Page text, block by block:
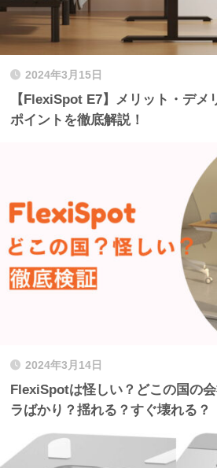
2024年3月15日
【FlexiSpot E7】メリット・デメ
ポイントを徹底解説！
2024年3月14日
FlexiSpotは怪しい？どこの国の
ラばかり？揺れる？すぐ壊れる？